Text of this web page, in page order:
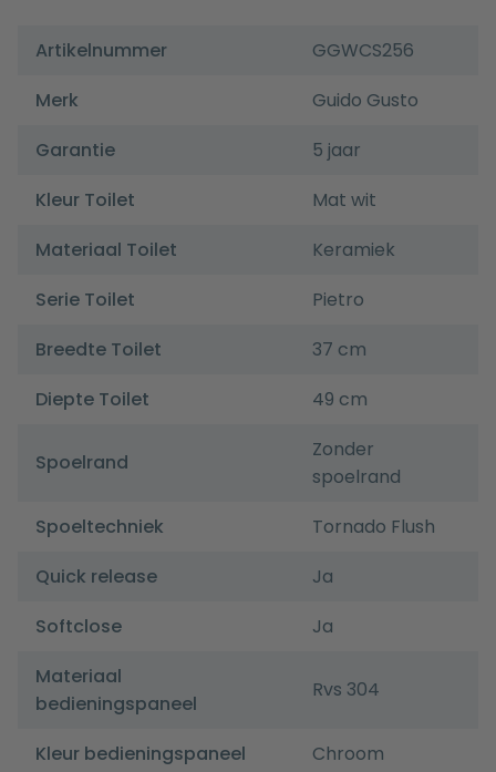
Artikelnummer
GGWCS256
Merk
Guido Gusto
Garantie
5 jaar
Kleur Toilet
Mat wit
Materiaal Toilet
Keramiek
Serie Toilet
Pietro
Breedte Toilet
37 cm
Diepte Toilet
49 cm
Spoelrand
Zonder
spoelrand
Spoeltechniek
Tornado Flush
Quick release
Ja
Softclose
Ja
Materiaal
bedieningspaneel
Rvs 304
Kleur bedieningspaneel Chroom